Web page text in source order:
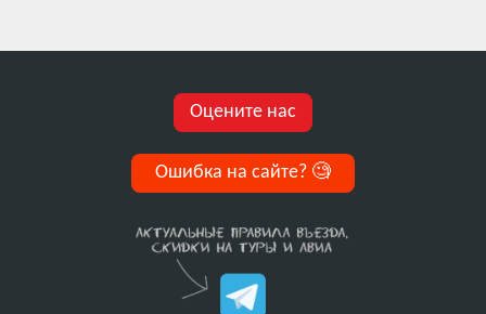
Оцените нас
Ошибка на сайте? 🧐